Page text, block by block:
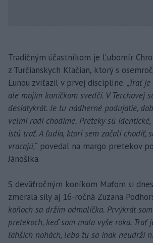
Tradičným účastníkom je Ľubomír
z Turčianskych Kľačian, ktorý s
Lunou zvíťazil v prvej disciplíne. „Trať
ale mojim koníčkom svedčí. V Terchovej
desiatykrát. Je tu nádherné podujatie,
veľmi radi chodíme. Preteky sú
istú trať. A ľudia, ktorí sem začali chodiť,
vracajú,“ povedal na margo pretekov
Jánošíka.
S deväťročným koníkom Maťom si
zmerala sily aj 16-ročná Zuzana
koňoch sa držím odmalička. Prvýkrát
pretekoch, keď som mala vyše roka. Trať
ľahších nohách, lebo tu sa inak neudrží